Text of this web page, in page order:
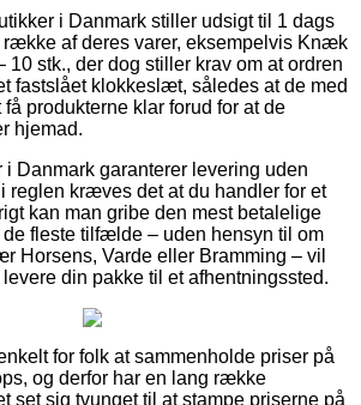
i Danmark stiller udsigt til 1 dags
række af deres varer, eksempelvis Knæk
10 stk., der dog stiller krav om at ordren
fastslået klokkeslæt, således at de med
produkterne klar forud for at de
hjemad.
i Danmark garanterer levering uden
reglen kræves det at du handler for et
kan man gribe den mest betalelige
fleste tilfælde – uden hensyn til om
Horsens, Varde eller Bramming – vil
din pakke til et afhentningssted.
for folk at sammenholde priser på
og derfor har en lang række
set sig tvunget til at stampe priserne på